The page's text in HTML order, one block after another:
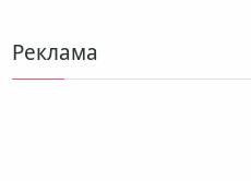
Реклама